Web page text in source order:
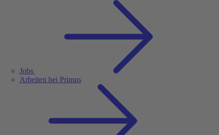
Jobs
Arbeiten bei Primus